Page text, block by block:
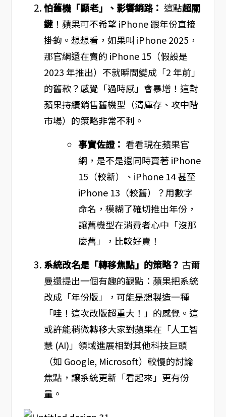
怕舊機「顯老」、影響銷路： 這點超關
鍵！蘋果可不希望 iPhone 跟年份直接
掛鉤。想想看，如果叫 iPhone 2025，
那官網還在賣的 iPhone 15（假設是
2023 年推出）不就瞬間變成「2 年前」
的舊款？感覺「過時感」會暴增！這對
蘋果持續銷售舊機型（清庫存、攻中階
市場）的策略非常不利。
事實佐證： 看看現在蘋果官
網，是不是還同時賣著 iPhone
15（較新）、iPhone 14 甚至
iPhone 13（較舊）？用數字
命名，模糊了確切推出年份，
讓舊機型在消費者心中「沒那
麼舊」，比較好賣！
系統改名是「轉移焦點」的策略？ 古爾
曼還提出一個有趣的觀點：蘋果把系統
改成「年份版」，可能是想製造一種
「哇！這次改版超重大！」的感覺。這
或許能稍微轉移大家對蘋果在「人工智
慧 (AI)」領域進展相對其他科技巨頭
（如 Google, Microsoft）較慢的討論
焦點，讓系統更新「看起來」更有份
量。